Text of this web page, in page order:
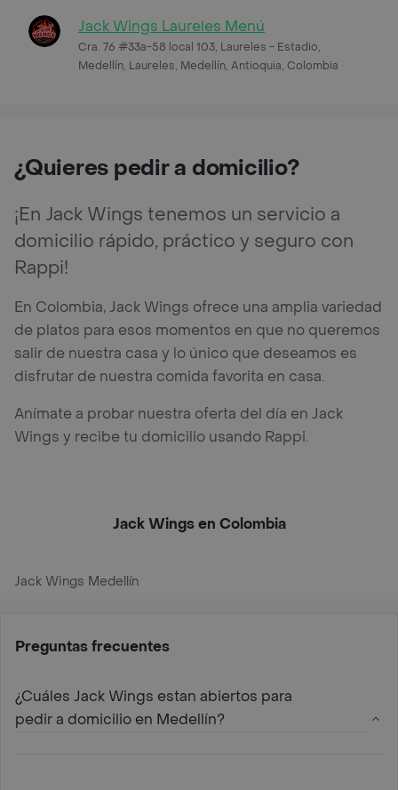
Jack Wings Laureles Menú
Cra. 76 #33a-58 local 103, Laureles - Estadio,
Medellín, Laureles, Medellín, Antioquia, Colombia
¿Quieres pedir a domicilio?
¡En Jack Wings tenemos un servicio a
domicilio rápido, práctico y seguro con
Rappi!
En Colombia, Jack Wings ofrece una amplia variedad
de platos para esos momentos en que no queremos
salir de nuestra casa y lo único que deseamos es
disfrutar de nuestra comida favorita en casa.
Anímate a probar nuestra oferta del día en Jack
Wings y recibe tu domicilio usando Rappi.
Jack Wings en Colombia
Jack Wings Medellín
Preguntas frecuentes
¿Cuáles Jack Wings estan abiertos para
pedir a domicilio en Medellín?